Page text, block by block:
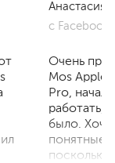
Анастасия
с Facebook
Очень
Mos
Pro, начал
работать,
было. Хочу
понятные
поскольку